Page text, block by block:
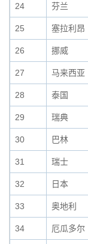
24 芬兰
25 塞拉利昂
26 挪威
27 马来西亚
28 泰国
29 瑞典
30 巴林
31 瑞士
32 日本
33 奥地利
34 厄瓜多尔